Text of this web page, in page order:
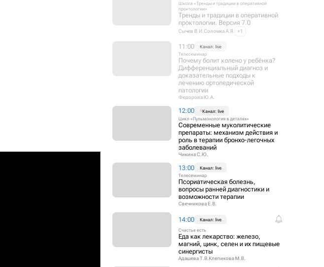
Школа «Тренды и традиции в оперативной
проктологии»
Тренды и традиции в оперативной
проктологии. Версия 7.0
Сычев В.И.Соломка А.Я. +1
11:00
Канал: live
Телесеминар
Почему болит колено у ребёнка?
Дифференциальный диагноз и
доказательные подходы к
лечению ортопедической
патологии
Федорова Ю.А.
12:00
Канал: live
Цикл «Пульмонология в деталях»
Современные муколитические
препараты: механизм действия и
роль в терапии бронхо-легочных
заболеваний
Чикина С.Ю.
13:00
Канал: live
Телесеминар
Псориатическая болезнь,
вопросы ранней диагностики и
возможности терапии
Свечникова Е.В.
14:00
Канал: live
Счастье есть
Еда как лекарство: железо,
магний, цинк, селен и их пищевые
синергисты
Адашева Т.В. Клепикова М.В.